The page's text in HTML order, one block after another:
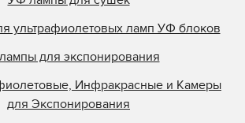
ультрафиолетовых ламп УФ блоков
для экспонирования
Инфракрасные и Камеры
для Экспонирования